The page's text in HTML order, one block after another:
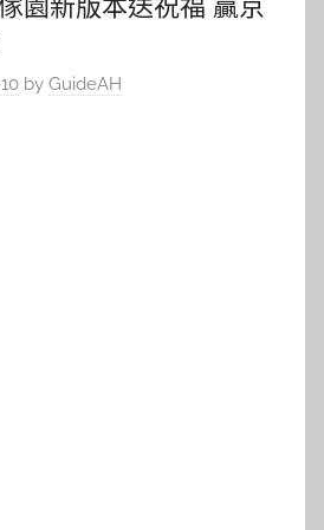
by GuideAH